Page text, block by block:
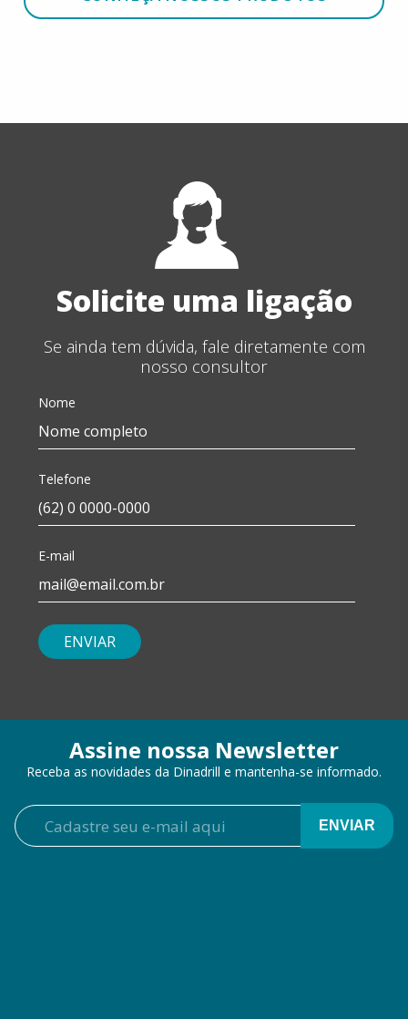
Solicite uma ligação
Se ainda tem dúvida, fale diretamente com
nosso consultor
Nome
Telefone
E-mail
ENVIAR
Assine nossa Newsletter
Receba as novidades da Dinadrill e mantenha-se informado.
ENVIAR